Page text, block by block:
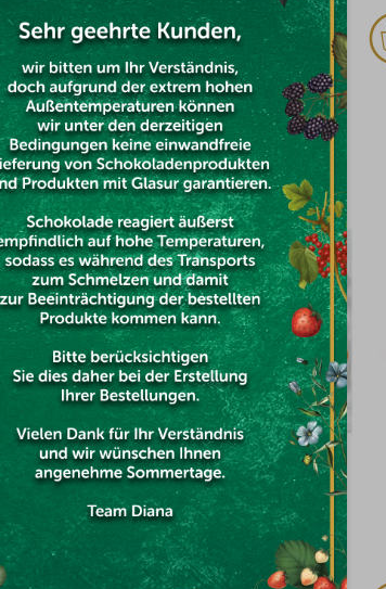
€6,16
SIE INTERESSIEREN
Fruchtgummi Würmer 100g
Auf Lager